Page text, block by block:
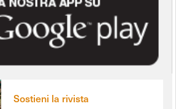
Sostieni la rivista